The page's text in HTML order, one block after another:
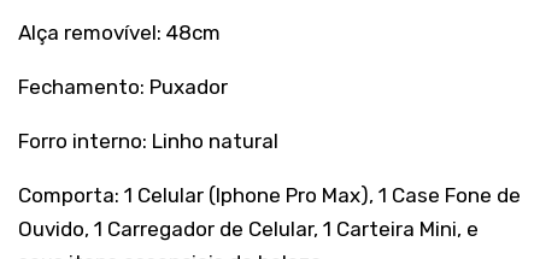
Alça removível: 48cm
Fechamento: Puxador
Forro interno: Linho natural
Comporta: 1 Celular (Iphone Pro Max), 1 Case Fone de
Ouvido, 1 Carregador de Celular, 1 Carteira Mini, e